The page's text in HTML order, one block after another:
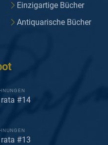
Einzigartige Bücher
Antiquarische Bücher
#14
#13